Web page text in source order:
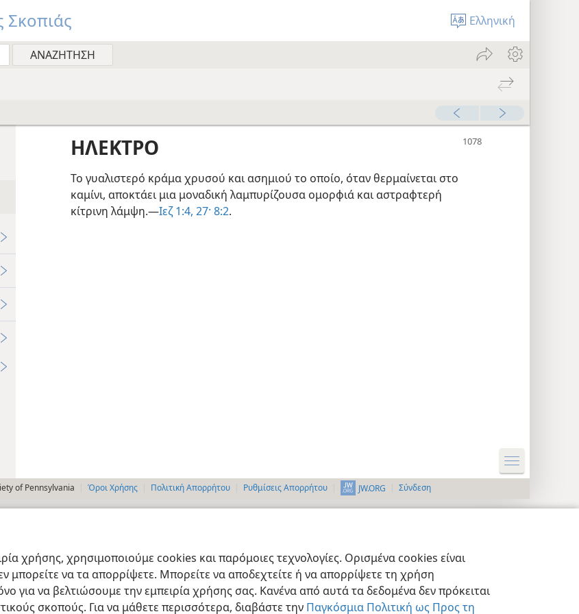
χρήσης, χρησιμοποιούμε cookies και παρόμοιες τεχνολογίες. Ορισμένα cookies είναι
μπορείτε να τα απορρίψετε. Μπορείτε να αποδεχτείτε ή να απορρίψετε τη χρήση
για να βελτιώσουμε την εμπειρία χρήσης σας. Κανένα από αυτά τα δεδομένα δεν πρόκειται
σκοπούς. Για να μάθετε περισσότερα, διαβάστε την Παγκόσμια Πολιτική ως Προς τη
Ελληνική
Σολομώντα;
ΗΛΕΚΤΡΟ
Το γυαλιστερό κράμα χρυσού και ασημιού το οποίο, όταν θερμαίνεται στο
καμίνι, αποκτάει μια μοναδική λαμπυρίζουσα ομορφιά και αστραφτερή
κίτρινη λάμψη.—Ιεζ 1:4, 27· 8:2.
of Pennsylvania Όροι Χρήσης Πολιτική Απορρήτου Ρυθμίσεις Απορρήτου JW.ORG Σύνδεση